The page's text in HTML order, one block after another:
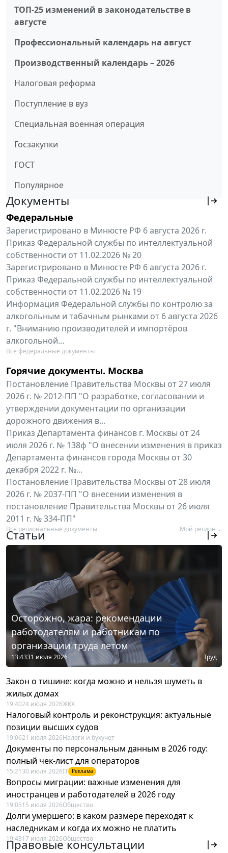
ТОП-25 изменений в законодательстве в
августе
Профессиональный календарь на август
Производственный календарь – 2026
Налоговая реформа
Поступление в вуз
Специальная военная операция
Госзакупки
ГОСТ
Популярное
Документы
Федеральные
Зарегистрировано в Минюсте РФ 6 августа 2026 г.
Приказ Федеральной службы по интеллектуальной
собственности от 11.02.2026 № 20
Зарегистрировано в Минюсте РФ 6 августа 2026 г.
Приказ Федеральной службы по интеллектуальной
собственности от 11.02.2026 № 19
Информация Федеральной службы по контролю за
алкогольным и табачным рынками от 6 августа 2026
г. "Вниманию производителей и импортёров
алкогольной...
Все федеральные документы
Горячие документы. Москва
Постановление Правительства Москвы от 27 июля
2026 г. № 2012-ПП "О разработке, согласовании и
утверждении документации по организации
дорожного движения в...
Приказ Департамента финансов г. Москвы от 24
июля 2026 г. № 138ф "О внесении изменения в приказ
Департамента финансов города Москвы от 30
декабря 2022 г. №...
Постановление Правительства Москвы от 28 июля
2026 г. № 2037-ПП "О внесении изменения в
постановление Правительства Москвы от 26 июля
2011 г. № 334-ПП"
Все региональные документы Мой регион ...
Статьи
Осторожно, жара: рекомендации
работодателям и работникам по
организации труда летом
13:4331 июля 2026 Труд
Закон о тишине: когда можно и нельзя шуметь в
жилых домах
19:4024 июля 2026ЖКХ
Налоговый контроль и реконструкция: актуальные
позиции высших судов
19:0621 июля 2026Налоги и бухучет
Документы по персональным данным в 2026 году:
полный чек-лист для операторов
15:21 30 июля 2026IT Реклама
Вопросы миграции: важные изменения для
иностранцев и работодателей в 2026 году
19:0515 июля 2026Общество
Долги умершего: в каком размере переходят к
наследникам и когда их можно не платить
19:4317 июля 2026Общество
Правовые консультации